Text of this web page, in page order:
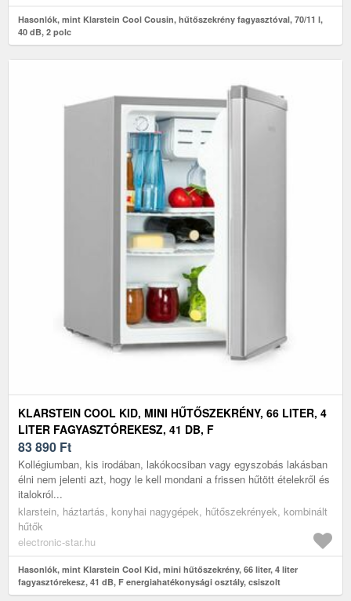
Hasonlók, mint Klarstein Cool Cousin, hűtőszekrény fagyasztóval, 70/11 l,
40 dB, 2 polc
KLARSTEIN COOL KID, MINI HŰTŐSZEKRÉNY, 66 LITER, 4
LITER FAGYASZTÓREKESZ, 41 DB, F
ENERGIAHATÉKONYSÁGI OSZTÁLY, CSISZOLT
ROZSDAMENTES ACÉL
83 890 Ft
Kollégiumban, kis irodában, lakókocsiban vagy egyszobás lakásban
élni nem jelenti azt, hogy le kell mondani a frissen hűtött ételekről és
italokról...
klarstein, háztartás, konyhai nagygépek, hűtőszekrények, kombinált
hűtők
electronic-star.hu
Hasonlók, mint Klarstein Cool Kid, mini hűtőszekrény, 66 liter, 4 liter
fagyasztórekesz, 41 dB, F energiahatékonysági osztály, csiszolt
rozsdamentes acél